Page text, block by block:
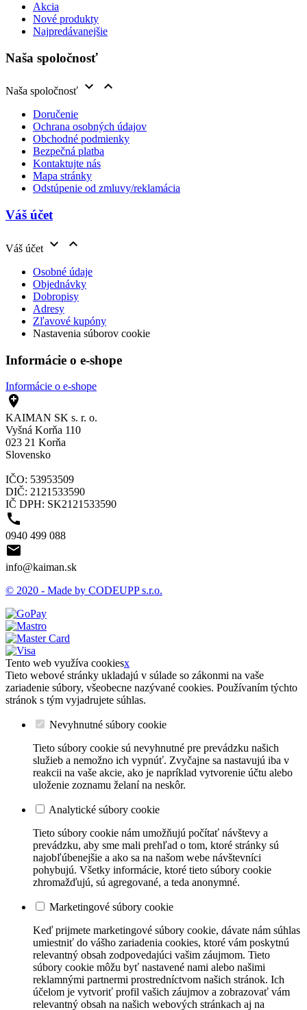
Akcia
Nové produkty
Najpredávanejšie
Naša spoločnosť
Naša spoločnosť  
Doručenie
Ochrana osobných údajov
Obchodné podmienky
Bezpečná platba
Kontaktujte nás
Mapa stránky
Odstúpenie od zmluvy/reklamácia
Váš účet
Váš účet  
Osobné údaje
Objednávky
Dobropisy
Adresy
Zľavové kupóny
Nastavenia súborov cookie
Informácie o e-shope
Informácie o e-shope

KAIMAN SK s. r. o.
Vyšná Korňa 110
023 21 Korňa
Slovensko
IČO: 53953509
DIČ: 2121533590
IČ DPH: SK2121533590

0940 499 088

info@kaiman.sk
© 2020 - Made by CODEUPP s.r.o.
Tento web využíva cookiesx
Tieto webové stránky ukladajú v súlade so zákonmi na vaše
zariadenie súbory, všeobecne nazývané cookies. Používaním týchto
stránok s tým vyjadrujete súhlas.
Nevyhnutné súbory cookie
Tieto súbory cookie sú nevyhnutné pre prevádzku našich
služieb a nemožno ich vypnúť. Zvyčajne sa nastavujú iba v
reakcii na vaše akcie, ako je napríklad vytvorenie účtu alebo
uloženie zoznamu želaní na neskôr.
Analytické súbory cookie
Tieto súbory cookie nám umožňujú počítať návštevy a
prevádzku, aby sme mali prehľad o tom, ktoré stránky sú
najobľúbenejšie a ako sa na našom webe návštevníci
pohybujú. Všetky informácie, ktoré tieto súbory cookie
zhromažďujú, sú agregované, a teda anonymné.
Marketingové súbory cookie
Keď prijmete marketingové súbory cookie, dávate nám súhlas
umiestniť do vášho zariadenia cookies, ktoré vám poskytnú
relevantný obsah zodpovedajúci vašim záujmom. Tieto
súbory cookie môžu byť nastavené nami alebo našimi
reklamnými partnermi prostredníctvom našich stránok. Ich
účelom je vytvoriť profil vašich záujmov a zobrazovať vám
relevantný obsah na našich webových stránkach aj na